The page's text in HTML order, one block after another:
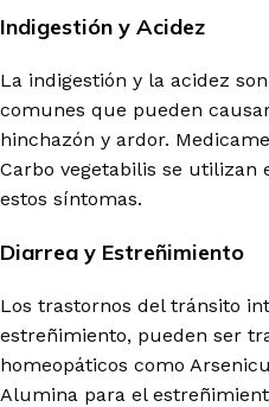
Indigestión y Acidez
La indigestión y la acidez
comunes que pueden
hinchazón y ardor.
Carbo vegetabilis se utilizan
estos síntomas.
Diarrea y Estreñimiento
Los trastornos del tránsito
estreñimiento, pueden ser
homeopáticos como
Alumina para el